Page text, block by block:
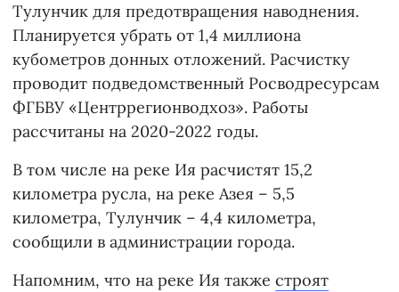
Тулунчик для предотвращения наводнения.
Планируется убрать от 1,4 миллиона
кубометров донных отложений. Расчистку
проводит подведомственный Росводресурсам
ФГБВУ «Центррегионводхоз». Работы
рассчитаны на 2020-2022 годы.
В том числе на реке Ия расчистят 15,2
километра русла, на реке Азея – 5,5
километра, Тулунчик – 4,4 километра,
сообщили в администрации города.
Напомним, что на реке Ия также строят